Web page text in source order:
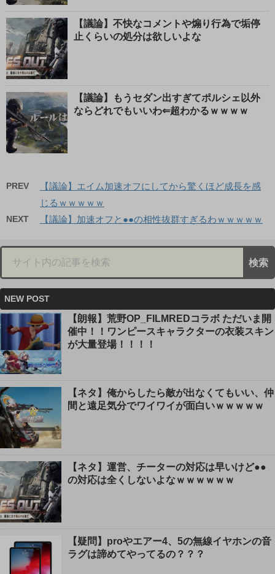
【議論】不快なコメントや煽り行為で垢停
止くらいの処分は欲しいよな
【議論】もうセダン出すぎてポルシェ以外
ならどれでもいいわ⇐超わかるｗｗｗｗ
PREV
【議論】エイム加速オフにしてから驚くほど成長を感
じるｗｗｗｗｗ
NEXT 【議論】加速オフと●●の相性抜群すぎるわｗｗｗｗｗ
NEW POST
【朗報】荒野OP_FILMREDコラボ ただいま開
催中！！ワンピースキャラクターの衣装スキン
が大量登場！！！！
【ネタ】俺からしたら敵が出なくてもいい、仲
間と遠足気分でワイワイが面白いｗｗｗｗｗ
【ネタ】運営、チーターの対応は早いけど●●
の対応は全くしないよなｗｗｗｗｗｗ
【疑問】proやエアー4、5の無線イヤホンの音
ラグは諦めてやってるの？？？